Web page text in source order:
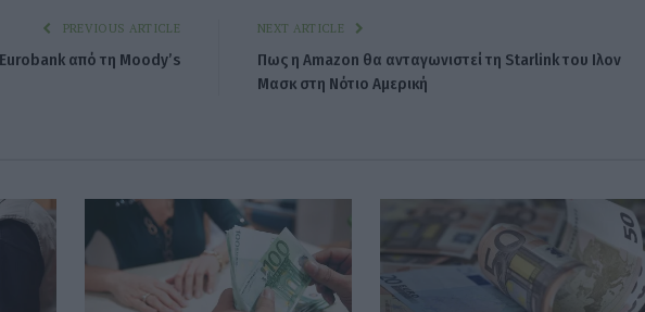
PREVIOUS ARTICLE
από τη Moody’s
NEXT ARTICLE
Πως η Amazon θα ανταγωνιστεί τη Starlink του Ιλον
Μασκ στη Νότιο Αμερική